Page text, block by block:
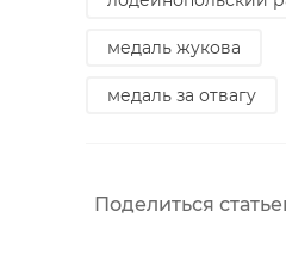
медаль жукова
медаль за отвагу
Поделиться